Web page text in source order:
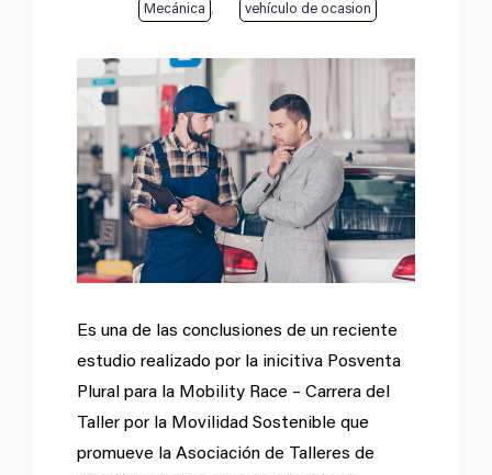
Mecánica , vehículo de ocasion
imagen
más
grande
Es una de las conclusiones de un reciente
estudio realizado por la inicitiva Posventa
Plural para la Mobility Race – Carrera del
Taller por la Movilidad Sostenible que
promueve la Asociación de Talleres de